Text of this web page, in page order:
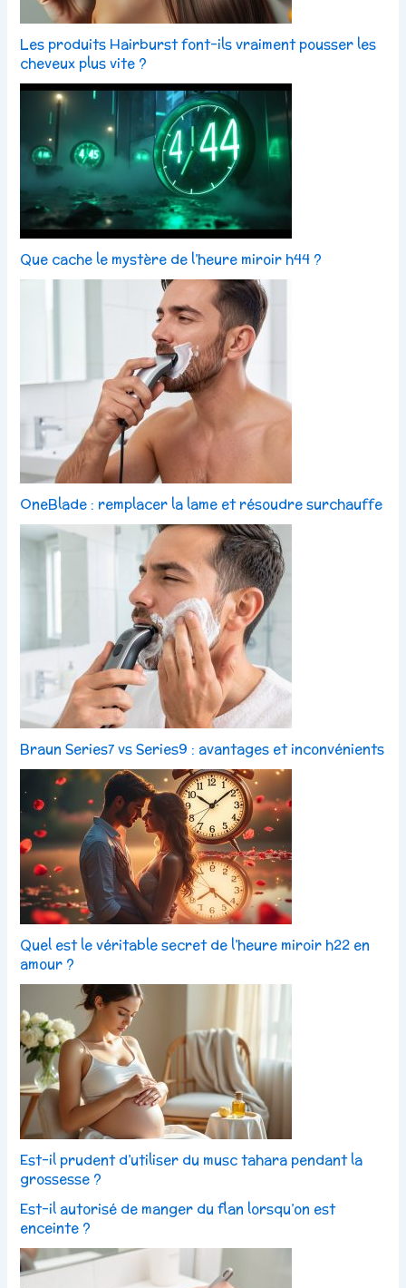
Les produits Hairburst font-ils vraiment pousser les
cheveux plus vite ?
Que cache le mystère de l’heure miroir h44 ?
OneBlade : remplacer la lame et résoudre surchauffe
Braun Series7 vs Series9 : avantages et inconvénients
Quel est le véritable secret de l’heure miroir h22 en
amour ?
Est-il prudent d’utiliser du musc tahara pendant la
grossesse ?
Est-il autorisé de manger du flan lorsqu’on est
enceinte ?